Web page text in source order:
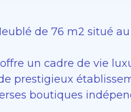
de 76 m2 situé au
un cadre de vie
prestigieux
boutiques